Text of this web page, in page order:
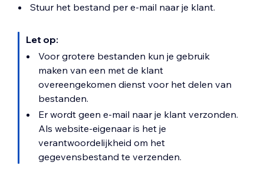
Stuur het bestand per e-mail naar je klant.
Let op:
Voor grotere bestanden kun je gebruik
maken van een met de klant
overeengekomen dienst voor het delen van
bestanden.
Er wordt geen e-mail naar je klant verzonden.
Als website-eigenaar is het je
verantwoordelijkheid om het
gegevensbestand te verzenden.